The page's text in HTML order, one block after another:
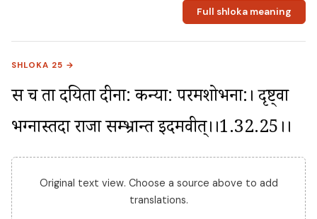
Full shloka meaning
SHLOKA 25 →
स च ता दयिता दीना: कन्या: परमशोभना:। दृष्ट्वा
भग्नास्तदा राजा सम्भ्रान्त इदमब्रवीत्।।1.32.25।।
Original text view. Choose a source above to add
translations.